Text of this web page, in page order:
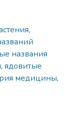
,
названия
, ядовитые
медицины,